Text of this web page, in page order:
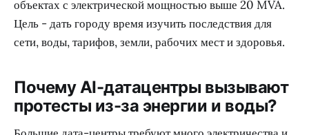
объектах с электрической мощностью выше 20 MVA.
Цель - дать городу время изучить последствия для
сети, воды, тарифов, земли, рабочих мест и здоровья.
Почему AI-датацентры вызывают
протесты из-за энергии и воды?